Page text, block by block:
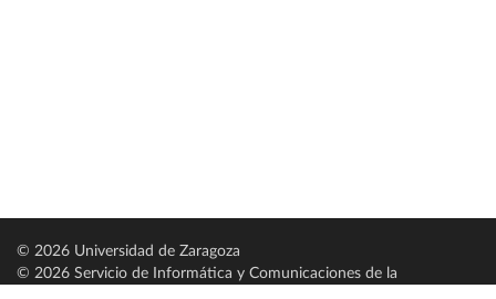
© 2026 Universidad de Zaragoza
© 2026 Servicio de Informática y Comunicaciones de la